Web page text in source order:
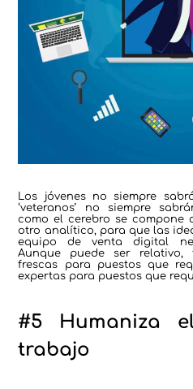
Los jóvenes no siempre
‘veteranos’ no siempre
como el cerebro se compone
otro analítico, para que las
equipo de venta digital
Aunque puede ser relativo,
frescas para puestos que
expertas para puestos que
#5 Humaniza
trabajo